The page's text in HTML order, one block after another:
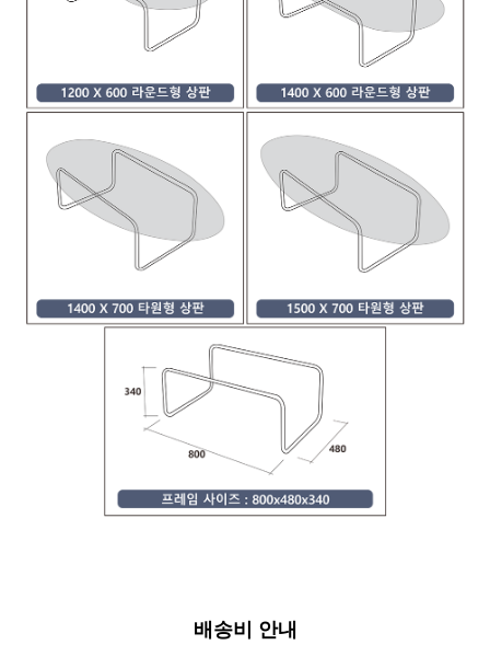
배송비 안내